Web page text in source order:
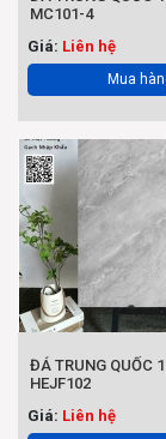
MC101-4
Giá: Liên hệ
Mua
ĐÁ TRUNG QUỐC
HEJF102
Giá: Liên hệ